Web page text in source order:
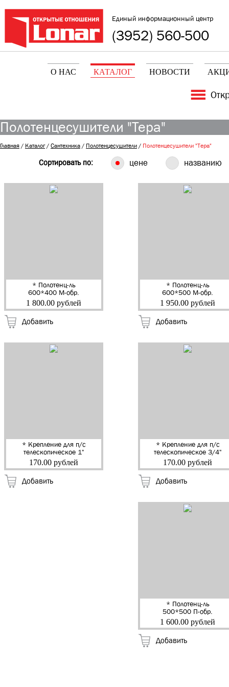
Единый информационный центр
(3952) 560-500
О НАС КАТАЛОГ НОВОСТИ
Полотенцесушители "Тера"
Главная/ Каталог/Сантехника/ Полотенцесушители/ Полотенцесушители "Тера"
Сортировать по: цене названию
* Полотенц-ль
600*400 М-обр.
нар.резьба 1", без
крепления "Тера"
1 800.00 рублей
Добавить
* Полотенц-ль
600*500 М-обр.
нар.резьба 1", без
крепления "Тера"
1 950.00 рублей
Добавить
* Крепление для п/с
телескопическое 1"
КПС-01-03
170.00 рублей
Добавить
* Крепление для п/с
телескопическое 3/4"
КПС-01-04
170.00 рублей
Добавить
* Полотенц-ль
500*500 П-обр.
нар.резьба 1", без
крепления "Тера"
1 600.00 рублей
Добавить